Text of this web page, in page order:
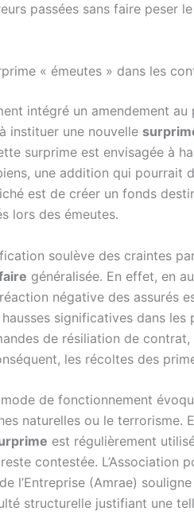
passées sans faire peser
« émeutes » dans les
intégré un amendement
instituer une nouvelle
surprime est envisagée à
une addition qui pourrait
est de créer un fonds
lors des émeutes.
soulève des craintes
généralisée. En effet, en
négative des assurés
significatives dans les
de résiliation de
les récoltes des
de fonctionnement
naturelles ou le terrorisme.
est régulièrement
contestée. L’Association
l’Entreprise (Amrae)
structurelle justifiant une